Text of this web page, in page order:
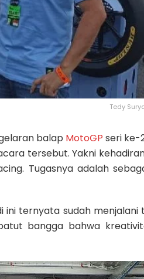
Tedy
balap MotoGP seri ke-
tersebut. Yakni kehadiran
Tugasnya adalah
ini ternyata sudah
bangga bahwa